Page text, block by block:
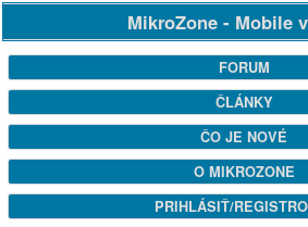
MikroZone - Mobile
FORUM
ČLÁNKY
ČO JE NOVÉ
O MIKROZONE
PRIHLÁSIŤ/